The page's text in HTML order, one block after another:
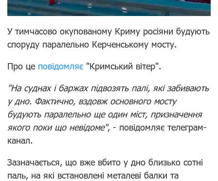
У тимчасово окупованому Криму росіяни будують
споруду паралельно Керченському мосту.
Про це повідомляє "Кримський вітер".
"На суднах і баржах підвозять палі, які забивають
у дно. Фактично, вздовж основного мосту
будують паралельно ще один міст, призначення
якого поки що невідоме", - повідомляє телеграм-
канал.
Зазначається, що вже вбито у дно близько сотні
паль, на які встановлені металеві балки та